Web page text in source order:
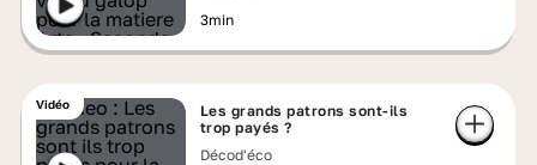
3min
Vidéo
Les grands patrons sont-ils
trop payés ?
Décod'éco